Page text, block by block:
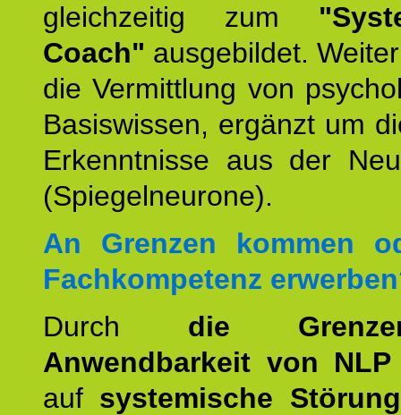
gleichzeitig zum
Coach" ausgebildet.
die Vermittlung von
Basiswissen, ergänzt um
Erkenntnisse aus der
(Spiegelneurone).
An Grenzen kommen
Fachkompetenz
Durch die
Anwendbarkeit von NLP
auf systemische